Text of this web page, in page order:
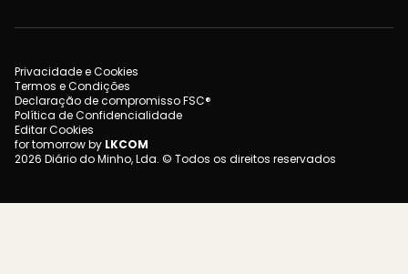
Privacidade e Cookies
Termos e Condições
Declaração de compromisso FSC®
Política de Confidencialidade
Editar Cookies
for tomorrow by LKCOM
2026 Diário do Minho, Lda. © Todos os direitos reservados